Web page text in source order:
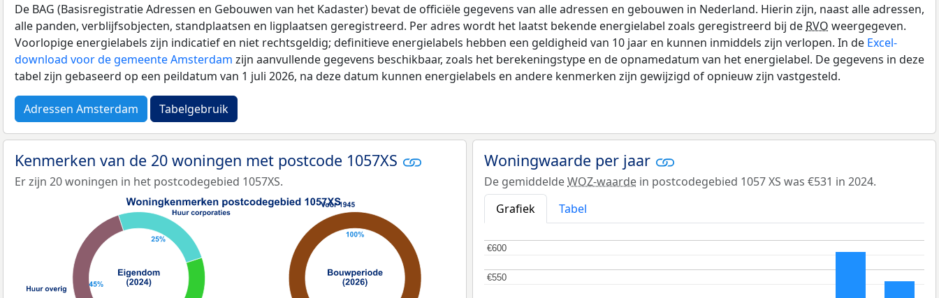
De BAG (Basisregistratie Adressen en Gebouwen van het Kadaster) bevat de officiële gegevens van alle adressen en gebouwen in Nederland. Hierin zijn, naast alle adressen,
alle panden, verblijfsobjecten, standplaatsen en ligplaatsen geregistreerd. Per adres wordt het laatst bekende energielabel zoals geregistreerd bij de RVO weergegeven.
Voorlopige energielabels zijn indicatief en niet rechtsgeldig; definitieve energielabels hebben een geldigheid van 10 jaar en kunnen inmiddels zijn verlopen. In de Excel-
download voor de gemeente Amsterdam zijn aanvullende gegevens beschikbaar, zoals het berekeningstype en de opnamedatum van het energielabel. De gegevens in deze
tabel zijn gebaseerd op een peildatum van 1 juli 2026, na deze datum kunnen energielabels en andere kenmerken zijn gewijzigd of opnieuw zijn vastgesteld.
Adressen Amsterdam Tabelgebruik
Kenmerken van de 20 woningen met postcode 1057XS
Er zijn 20 woningen in het postcodegebied 1057XS.
Woningwaarde per jaar
De gemiddeldeWOZ-waarde in postcodegebied 1057 XS was €531 in 2024.
Grafiek
Tabel
€550
€550
€600
€600